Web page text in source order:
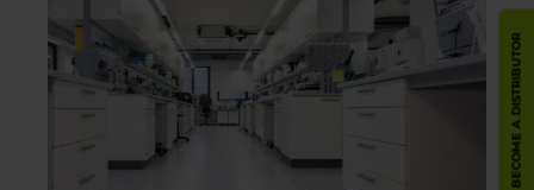
BECOME A DISTRIBUTOR